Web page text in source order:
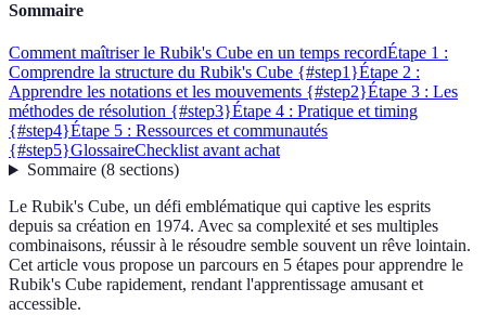
Sommaire
Comment maîtriser le Rubik's Cube en un temps recordÉtape 1 :
Comprendre la structure du Rubik's Cube {#step1}Étape 2 :
Apprendre les notations et les mouvements {#step2}Étape 3 : Les
méthodes de résolution {#step3}Étape 4 : Pratique et timing
{#step4}Étape 5 : Ressources et communautés
{#step5}GlossaireChecklist avant achat
Sommaire(8 sections)
Le Rubik's Cube, un défi emblématique qui captive les esprits
depuis sa création en 1974. Avec sa complexité et ses multiples
combinaisons, réussir à le résoudre semble souvent un rêve lointain.
Cet article vous propose un parcours en 5 étapes pour apprendre le
Rubik's Cube rapidement, rendant l'apprentissage amusant et
accessible.